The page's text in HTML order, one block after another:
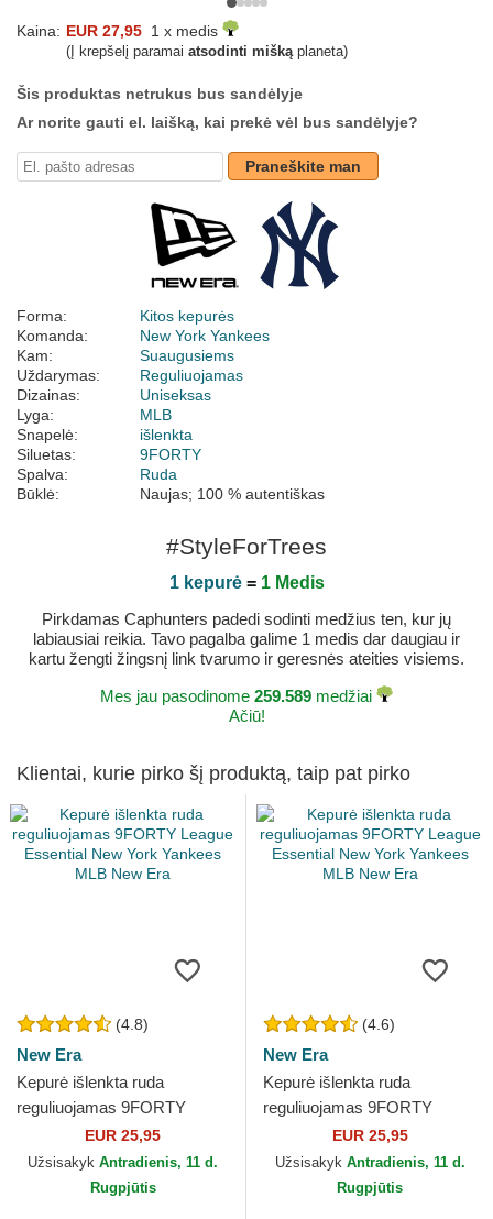
Kaina: EUR 27,95 1 x medis
(Į krepšelį paramai atsodinti miškąplaneta)
Šis produktas netrukus bus sandėlyje
Ar norite gauti el. laišką, kai prekė vėl bus sandėlyje?
Praneškite man
Forma:
Kitos kepurės
Komanda:
New York Yankees
Kam:
Suaugusiems
Uždarymas:
Reguliuojamas
Dizainas:
Uniseksas
Lyga:
MLB
Snapelė:
išlenkta
Siluetas:
9FORTY
Spalva:
Ruda
Būklė:
Naujas; 100 % autentiškas
#StyleForTrees
1 kepurė= 1 Medis
Pirkdamas Caphunters padedi sodinti medžius ten, kur jų
labiausiai reikia. Tavo pagalba galime 1 medis dar daugiau ir
kartu žengti žingsnį link tvarumo ir geresnės ateities visiems.
Mes jau pasodinome 259.589 medžiai
Ačiū!
Klientai, kurie pirko šį produktą, taip pat pirko
(4.8)
New Era
Kepurė išlenkta ruda
reguliuojamas 9FORTY
League Essential New York
Yankees MLB New Era
EUR 25,95
Užsisakyk Antradienis, 11 d.
Rugpjūtis
(4.6)
New Era
Kepurė išlenkta ruda
reguliuojamas 9FORTY
League Essential New York
Yankees MLB New Era
EUR 25,95
Užsisakyk Antradienis, 11 d.
Rugpjūtis